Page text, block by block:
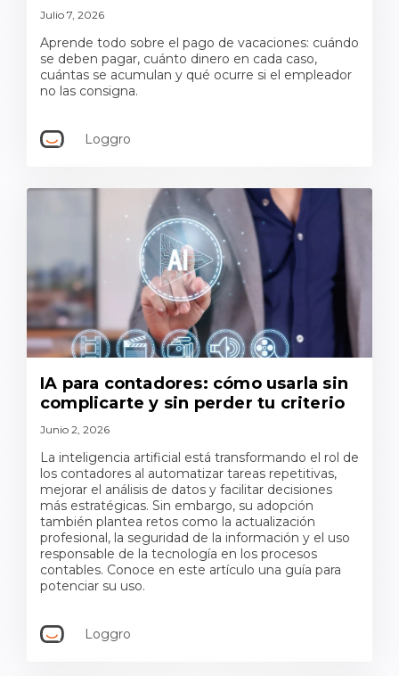
Julio 7, 2026
Aprende todo sobre el pago de vacaciones: cuándo
se deben pagar, cuánto dinero en cada caso,
cuántas se acumulan y qué ocurre si el empleador
no las consigna.
Loggro
IA para contadores: cómo usarla sin
complicarte y sin perder tu criterio
Junio 2, 2026
La inteligencia artificial está transformando el rol de
los contadores al automatizar tareas repetitivas,
mejorar el análisis de datos y facilitar decisiones
más estratégicas. Sin embargo, su adopción
también plantea retos como la actualización
profesional, la seguridad de la información y el uso
responsable de la tecnología en los procesos
contables. Conoce en este artículo una guía para
potenciar su uso.
Loggro